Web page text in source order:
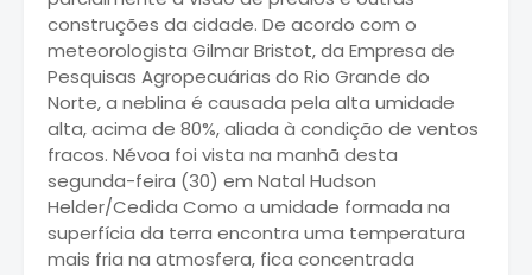
construções da cidade. De acordo com o
meteorologista Gilmar Bristot, da Empresa de
Pesquisas Agropecuárias do Rio Grande do
Norte, a neblina é causada pela alta umidade
alta, acima de 80%, aliada à condição de ventos
fracos. Névoa foi vista na manhã desta
segunda-feira (30) em Natal Hudson
Helder/Cedida Como a umidade formada na
superfícia da terra encontra uma temperatura
mais fria na atmosfera, fica concentrada